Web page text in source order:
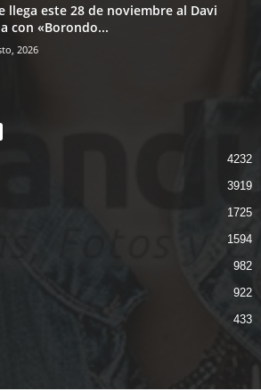
llega este 28 de noviembre al Davi
con «Borondo...
2026
4232
3919
1725
1594
982
922
433